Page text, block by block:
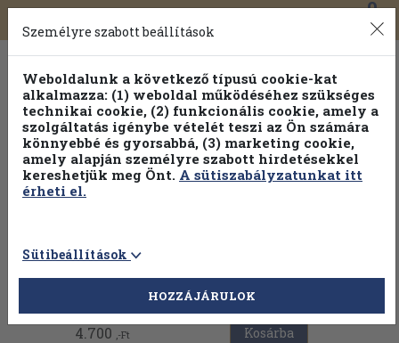
Toggle
navigation
0
Vissza az előző oldalra
4.700 ,-Ft Kosárba
Személyre szabott beállítások
Weboldalunk a következő típusú cookie-kat
alkalmazza: (1) weboldal működéséhez szükséges
technikai cookie, (2) funkcionális cookie, amely a
szolgáltatás igénybe vételét teszi az Ön számára
könnyebbé és gyorsabbá, (3) marketing cookie,
amely alapján személyre szabott hirdetésekkel
kereshetjük meg Önt. A sütiszabályzatunkat itt
érheti el.
Sütibeállítások
HOZZÁJÁRULOK